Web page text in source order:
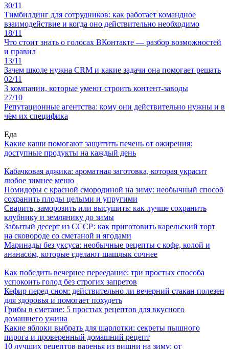
30/11
Тимбилдинг для сотрудников: как работает командное
взаимодействие и когда оно действительно необходимо
18/11
Что стоит знать о голосах ВКонтакте — разбор возможностей
и правил
13/11
Зачем школе нужна CRM и какие задачи она помогает решать
02/11
3 компании, которые умеют строить контент-заводы
27/10
Репутационные агентства: кому они действительно нужны и в
чём их специфика
Еда
Какие каши помогают защитить печень от ожирения:
доступные продукты на каждый день
Кабачковая аджика: ароматная заготовка, которая украсит
любое зимнее меню
Помидоры с красной смородиной на зиму: необычный способ
сохранить плоды целыми и упругими
Сварить, заморозить или высушить: как лучше сохранить
клубнику и землянику до зимы
Забытый десерт из СССР: как приготовить карельский торт
на сковороде со сметаной и ягодами
Маринады без уксуса: необычные рецепты с кофе, колой и
ананасом, которые сделают шашлык сочнее
Как победить вечернее переедание: три простых способа
успокоить голод без строгих запретов
Кефир перед сном: действительно ли вечерний стакан полезен
для здоровья и помогает похудеть
Грибы в сметане: 5 простых рецептов для вкусного
домашнего ужина
Какие яблоки выбрать для шарлотки: секреты пышного
пирога и проверенный домашний рецепт
10 лучших рецептов варенья из вишни на зиму: от